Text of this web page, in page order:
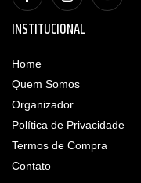
INSTITUCIONAL
Home
Quem Somos
Organizador
Política de Privacidade
Termos de Compra
Contato